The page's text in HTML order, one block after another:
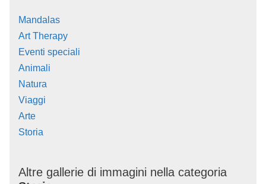
Mandalas
Art Therapy
Eventi speciali
Animali
Natura
Viaggi
Arte
Storia
Altre gallerie di immagini nella categoria